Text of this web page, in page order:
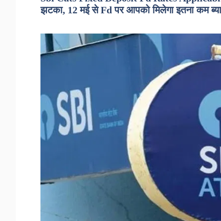
झटका, 12 मई से Fd पर आपको मिलेगा इतना कम